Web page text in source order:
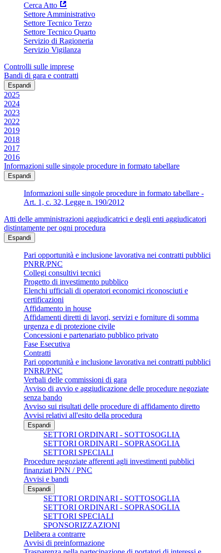
Cerca Atto
Settore Amministrativo
Settore Tecnico Terzo
Settore Tecnico Quarto
Servizio di Ragioneria
Servizio Vigilanza
Controlli sulle imprese
Bandi di gara e contratti
Espandi
2025
2024
2023
2022
2019
2018
2017
2016
Informazioni sulle singole procedure in formato tabellare
Espandi
Informazioni sulle singole procedure in formato tabellare -
Art. 1, c. 32, Legge n. 190/2012
Atti delle amministrazioni aggiudicatrici e degli enti aggiudicatori
distintamente per ogni procedura
Espandi
Pari opportunità e inclusione lavorativa nei contratti pubblici
PNRR/PNC
Collegi consultivi tecnici
Progetto di investimento pubblico
Elenchi ufficiali di operatori economici riconosciuti e
certificazioni
Affidamento in house
Affidamenti diretti di lavori, servizi e forniture di somma
urgenza e di protezione civile
Concessioni e partenariato pubblico privato
Fase Esecutiva
Contratti
Pari opportunità e inclusione lavorativa nei contratti pubblici
PNRR/PNC
Verbali delle commissioni di gara
Avviso di avvio e aggiudicazione delle procedure negoziate
senza bando
Avviso sui risultati delle procedure di affidamento diretto
Avvisi relativi all'esito della procedura
Espandi
SETTORI ORDINARI - SOTTOSOGLIA
SETTORI ORDINARI - SOPRASOGLIA
SETTORI SPECIALI
Procedure negoziate afferenti agli investimenti pubblici
finanziati PNN / PNC
Avvisi e bandi
Espandi
SETTORI ORDINARI - SOTTOSOGLIA
SETTORI ORDINARI - SOPRASOGLIA
SETTORI SPECIALI
SPONSORIZZAZIONI
Delibera a contrarre
Avvisi di preinformazione